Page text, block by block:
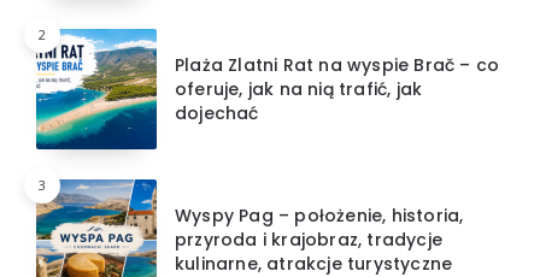
2
Plaża Zlatni Rat na wyspie Brač – co
oferuje, jak na nią trafić, jak
dojechać
3
Wyspy Pag – położenie, historia,
przyroda i krajobraz, tradycje
kulinarne, atrakcje turystyczne